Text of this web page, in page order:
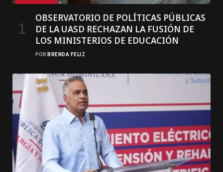
OBSERVATORIO DE POLÍTICAS PÚBLICAS
DE LA UASD RECHAZAN LA FUSIÓN DE
LOS MINISTERIOS DE EDUCACIÓN
POR BRENDA FELIZ